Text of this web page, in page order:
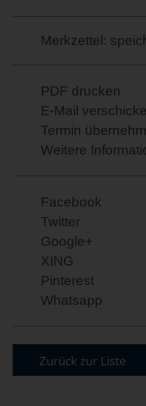
Merkzettel:
PDF drucken
E-Mail
Termin
Weitere
Facebook
Twitter
Google+
XING
Pinterest
Whatsapp
Zurück zur Liste